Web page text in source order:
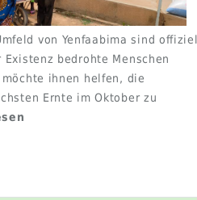
von Yenfaabima sind
bedrohte Menschen
ihnen helfen, die
Ernte im Oktober zu